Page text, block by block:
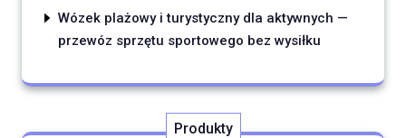
Wózek plażowy i turystyczny dla aktywnych —
przewóz sprzętu sportowego bez wysiłku
Produkty